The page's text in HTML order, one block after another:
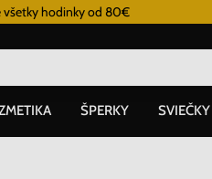
všetky hodinky od 80€
ŠPERKY SVIEČKY